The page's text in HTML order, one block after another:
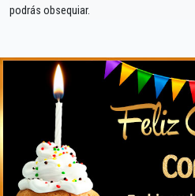
podrás obsequiar.